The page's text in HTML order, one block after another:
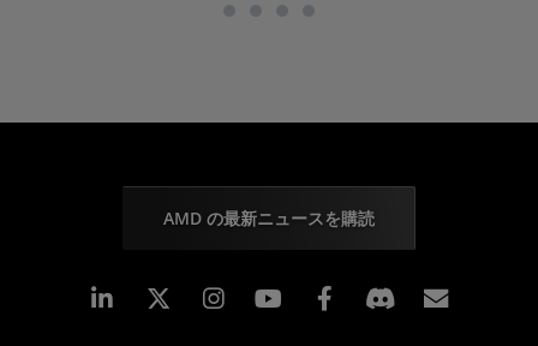
AMD の最新ニュースを購読
Linkedin Instagram Facebook